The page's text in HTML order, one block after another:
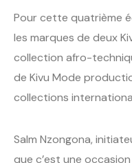
Pour cette quatrième
les marques de deux
collection afro-
de Kivu Mode
collections
Salm Nzongona,
que c’est une